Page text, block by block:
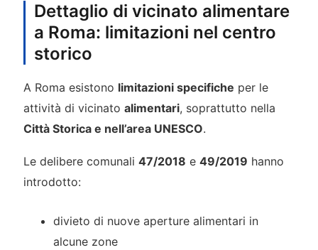
Dettaglio di vicinato alimentare
a Roma: limitazioni nel centro
storico
A Roma esistono limitazioni specifiche per le
attività di vicinato alimentari, soprattutto nella
Città Storica e nell’area UNESCO.
Le delibere comunali 47/2018 e 49/2019 hanno
introdotto:
divieto di nuove aperture alimentari in
alcune zone